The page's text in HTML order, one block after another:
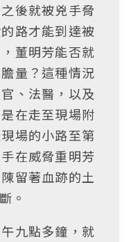
後就被兇手脅
路才能到達被
董明芳能否就
量？這種情況
、法醫，以及
在走至現場附
場的小路至第
在威脅重明芳
留著血跡的土
。
九點多鐘，就